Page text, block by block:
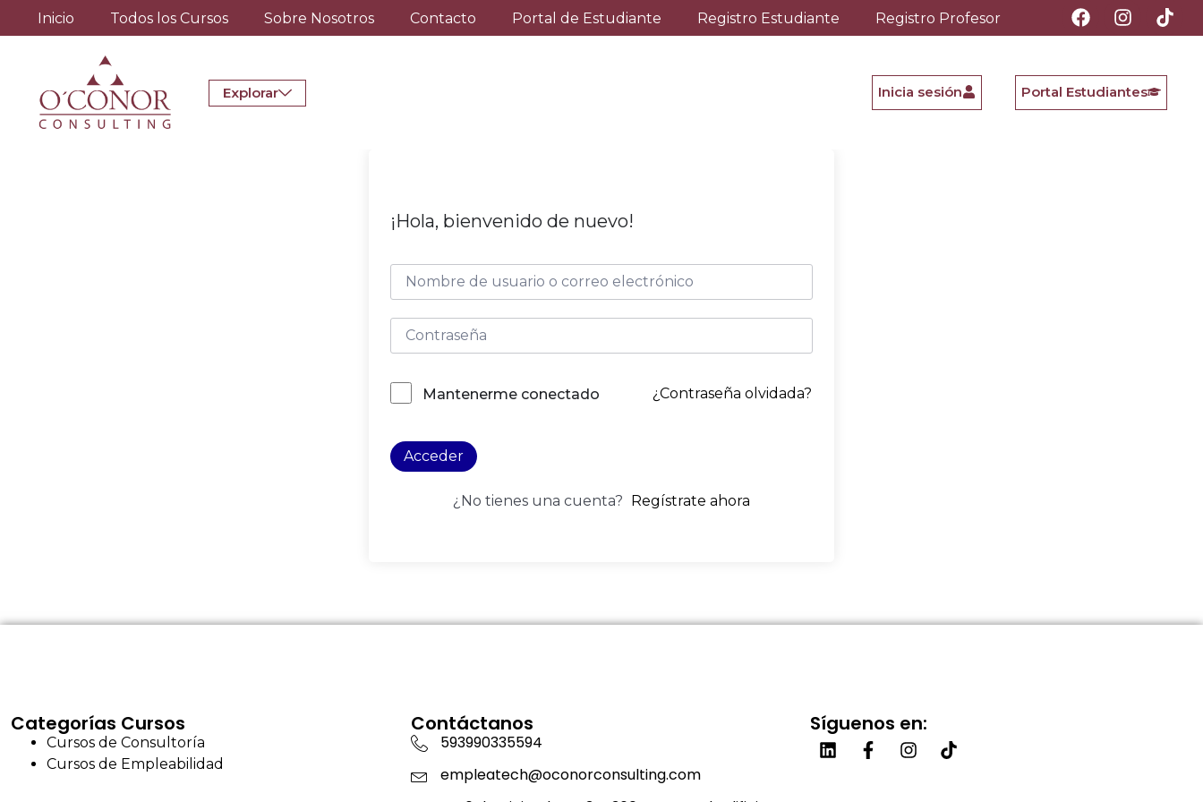
Inicio Todos los Cursos Sobre Nosotros Contacto Portal de Estudiante Registro Estudiante Registro Profesor
Explorar Inicia sesión Portal Estudiantes
¡Hola, bienvenido de nuevo!
Mantenerme conectado ¿Contraseña olvidada?
Acceder
¿No tienes una cuenta? Regístrate ahora
Categorías Cursos
Cursos de Consultoría
Cursos de Empleabilidad
Contáctanos
593990335594
empleatech@oconorconsulting.com
Síguenos en: